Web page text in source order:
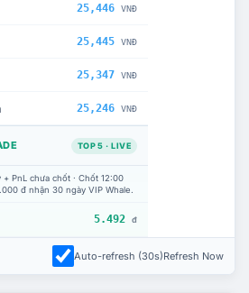
25,446 VNĐ
25,445 VNĐ
25,347 VNĐ
25,246 VNĐ
TOP 5 · LIVE
PnL chưa chốt · Chốt 12:00
đ nhận 30 ngày VIP Whale.
5.492 đ
Auto-refresh (30s)Refresh Now